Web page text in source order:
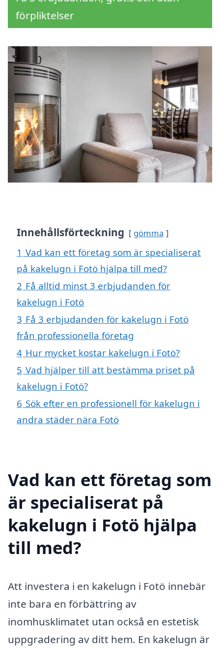
förpliktelser
Innehållsförteckning gömma
1 Vad kan ett företag som är specialiserat
på kakelugn i Fotö hjälpa till med?
2 Få alltid minst 3 erbjudanden för
kakelugn i Fotö
3 Få 3 erbjudanden för kakelugn i Fotö
från professionella företag
4 Hur mycket kostar kakelugn i Fotö?
5 Vad hjälper till att bestämma priset på
kakelugn i Fotö?
6 Sök efter en professionell för kakelugn i
andra städer nära Fotö
Vad kan ett företag som
är specialiserat på
kakelugn i Fotö hjälpa
till med?
Att investera i en kakelugn i Fotö innebär
inte bara en förbättring av
inomhusklimatet utan också en estetisk
uppgradering av ditt hem. En kakelugn är